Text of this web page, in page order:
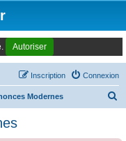
Autoriser
Connexion
Inscription
Modernes